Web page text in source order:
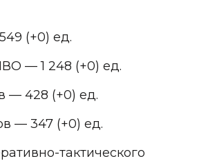
(+0) ед.
— 1 248 (+0) ед.
— 428 (+0) ед.
— 347 (+0) ед.
тактического